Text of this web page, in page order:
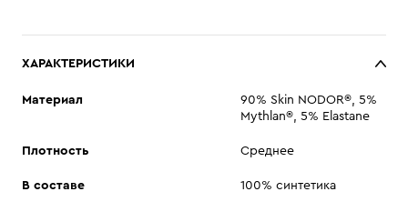
ХАРАКТЕРИСТИКИ
Материал
90% Skin NODOR®, 5%
Mythlan®, 5% Elastane
Плотность Среднее
В составе 100% синтетика